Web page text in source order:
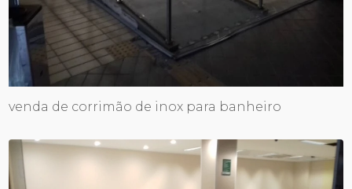
venda de corrimão de inox para banheiro